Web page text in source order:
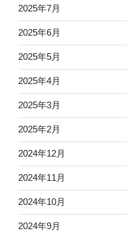
2025年7月
2025年6月
2025年5月
2025年4月
2025年3月
2025年2月
2024年12月
2024年11月
2024年10月
2024年9月